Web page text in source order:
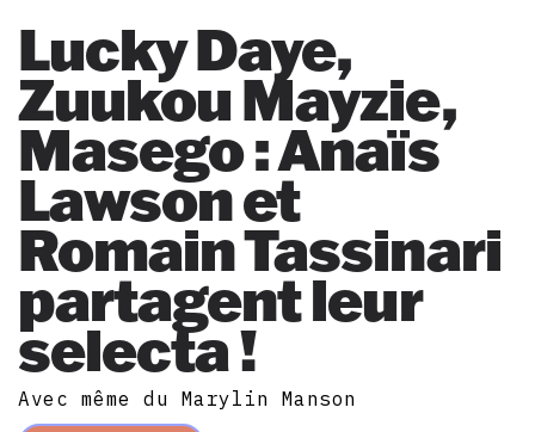
Lucky Daye,
Zuukou Mayzie,
Masego : Anaïs
Lawson et
Romain Tassinari
partagent leur
selecta !
Avec même du Marylin Manson